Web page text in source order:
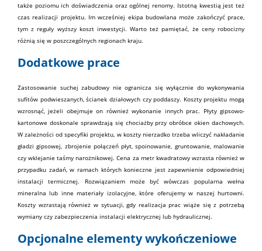
także poziomu ich doświadczenia oraz ogólnej renomy. Istotną kwestią jest też
czas realizacji projektu. Im wcześniej ekipa budowlana może zakończyć prace,
tym z reguły wyższy koszt inwestycji. Warto też pamiętać, że ceny robocizny
różnią się w poszczególnych regionach kraju.
Dodatkowe prace
Zastosowanie suchej zabudowy nie ogranicza się wyłącznie do wykonywania
sufitów podwieszanych, ścianek działowych czy poddaszy. Koszty projektu mogą
wzrosnąć, jeżeli obejmuje on również wykonanie innych prac. Płyty gipsowo-
kartonowe doskonale sprawdzają się chociażby przy obróbce okien dachowych.
W zależności od specyfiki projektu, w koszty nierzadko trzeba wliczyć nakładanie
gładzi gipsowej, zbrojenie połączeń płyt, spoinowanie, gruntowanie, malowanie
czy wklejanie taśmy narożnikowej. Cena za metr kwadratowy wzrasta również w
przypadku zadań, w ramach których konieczne jest zapewnienie odpowiedniej
instalacji termicznej. Rozwiązaniem może być wówczas popularna wełna
mineralna lub innemateriały izolacyjne, które oferujemy w naszej hurtowni.
Koszty wzrastają również w sytuacji, gdy realizacja prac wiąże się z potrzebą
wymiany czy zabezpieczenia instalacji elektrycznej lub hydraulicznej.
Opcjonalne elementy wykończeniowe